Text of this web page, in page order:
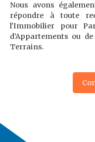
Nous avons
répondre à toute
l'Immobilier pour
d'Appartements ou
Terrains.